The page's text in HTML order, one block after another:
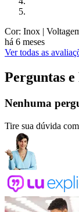
Cor: Inox |
há 6 meses
Ver todas as
Perguntas e
Nenhuma
Tire sua dúvida